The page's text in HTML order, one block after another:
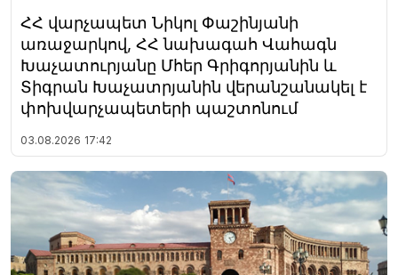
ՀՀ վարչապետ Նիկոլ Փաշինյանի
առաջարկով, ՀՀ նախագահ Վահագն
Խաչատուրյանը Մհեր Գրիգորյանին և
Տիգրան Խաչատրյանին վերանշանակել է
փոխվարչապետերի պաշտոնում
03.08.2026 17:42